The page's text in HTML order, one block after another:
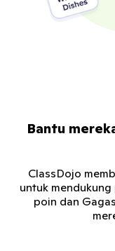
Bantu
ClassDojo
untuk
poin dan